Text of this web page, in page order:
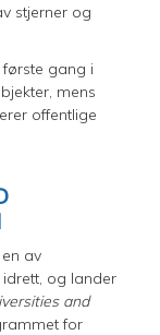
stjerner og
gang i
mens
offentlige
av
og lander
and
for